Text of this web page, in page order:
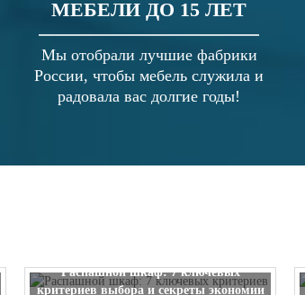
МЕБЕЛИ ДО 15 ЛЕТ
Мы отобрали лучшие фабрики
России, чтобы мебель служила и
радовала вас долгие годы!
Распашной шкаф: 7 ключевых
критериев выбора и секреты экономии